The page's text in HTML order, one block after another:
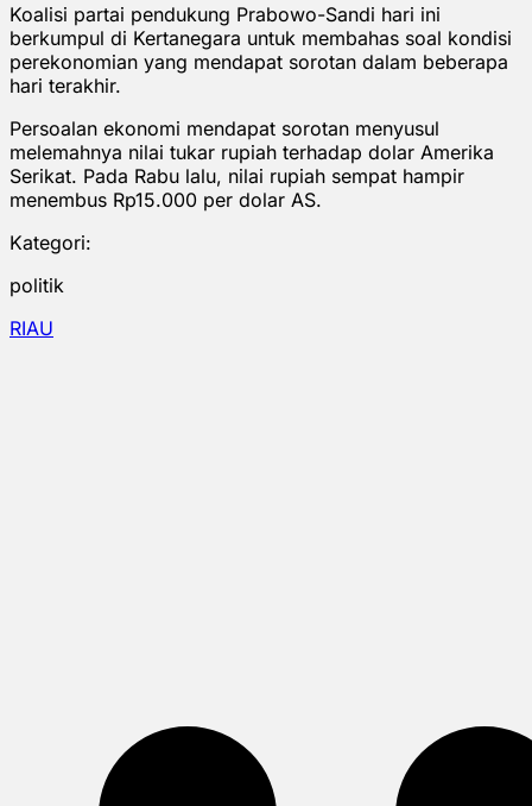
Koalisi partai pendukung Prabowo-Sandi hari ini
berkumpul di Kertanegara untuk membahas soal kondisi
perekonomian yang mendapat sorotan dalam beberapa
hari terakhir.
Persoalan ekonomi mendapat sorotan menyusul
melemahnya nilai tukar rupiah terhadap dolar Amerika
Serikat. Pada Rabu lalu, nilai rupiah sempat hampir
menembus Rp15.000 per dolar AS.
Kategori:
politik
RIAU